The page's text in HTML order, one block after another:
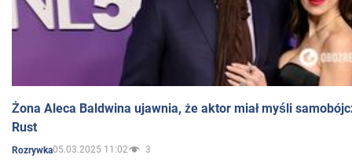
Żona Aleca Baldwina ujawnia, że aktor miał myśli
Rust
Rozrywka05.03.2025 11:02 3